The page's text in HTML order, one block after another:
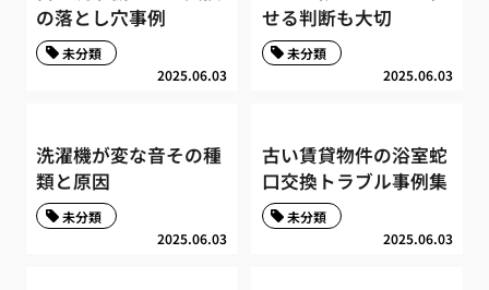
の落とし穴事例
2025.06.03
未分類
せる判断も大切
2025.06.03
未分類
洗濯機が変な音その種
類と原因
2025.06.03
未分類
古い賃貸物件の浴室蛇
口交換トラブル事例集
2025.06.03
未分類